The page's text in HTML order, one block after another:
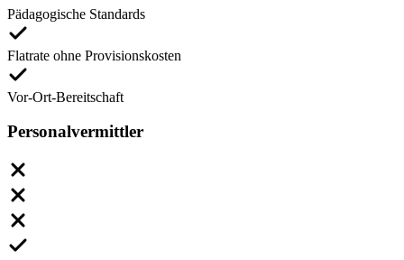
Pädagogische Standards
Flatrate ohne Provisionskosten
Vor-Ort-Bereitschaft
Personalvermittler